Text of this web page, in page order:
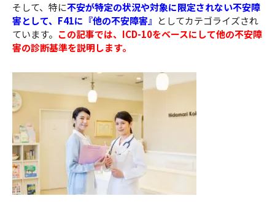
そして、特に不安が特定の状況や対象に限定されない不安障
害として、F41に『他の不安障害』 としてカテゴライズされ
ています。 この記事では、ICD-10をベースにして他の不安障
害の診断基準を説明します。